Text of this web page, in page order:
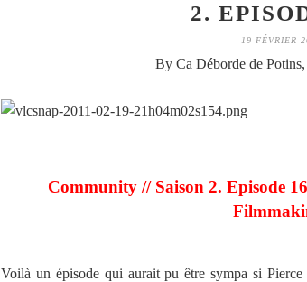
2.
19 FÉVRIER
By Ca Déborde de
Community // Saison 2. Episode
Voilà un épisode qui aurait pu être sympa si